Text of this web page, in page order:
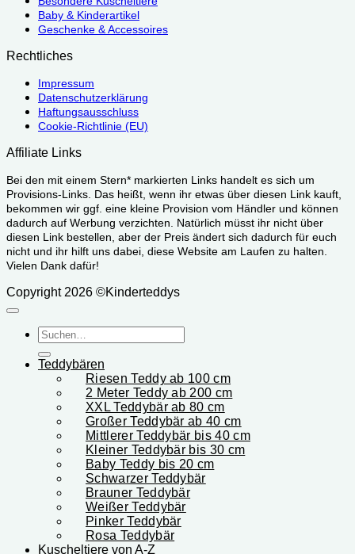
Baby & Kinderartikel
Geschenke & Accessoires
Rechtliches
Impressum
Datenschutzerklärung
Haftungsausschluss
Cookie-Richtlinie (EU)
Affiliate Links
Bei den mit einem Stern* markierten Links handelt es sich um
Provisions-Links. Das heißt, wenn ihr etwas über diesen Link kauft,
bekommen wir ggf. eine kleine Provision vom Händler und können
dadurch auf Werbung verzichten. Natürlich müsst ihr nicht über
diesen Link bestellen, aber der Preis ändert sich dadurch für euch
nicht und ihr hilft uns dabei, diese Website am Laufen zu halten.
Vielen Dank dafür!
Copyright 2026 ©Kinderteddys
Suchen
nach:
Teddybären
Riesen Teddy ab 100 cm
2 Meter Teddy ab 200 cm
XXL Teddybär ab 80 cm
Großer Teddybär ab 40 cm
Mittlerer Teddybär bis 40 cm
Kleiner Teddybär bis 30 cm
Baby Teddy bis 20 cm
Schwarzer Teddybär
Brauner Teddybär
Weißer Teddybär
Pinker Teddybär
Rosa Teddybär
Kuscheltiere von A-Z